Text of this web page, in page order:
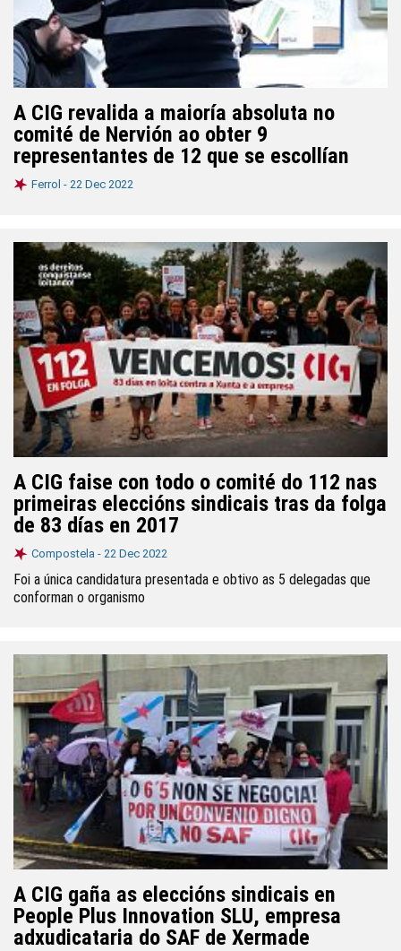
A CIG revalida a maioría absoluta no
comité de Nervión ao obter 9
representantes de 12 que se escollían
Ferrol - 22 Dec 2022
A CIG faise con todo o comité do 112 nas
primeiras eleccións sindicais tras da folga
de 83 días en 2017
Compostela - 22 Dec 2022
Foi a única candidatura presentada e obtivo as 5 delegadas que
conforman o organismo
A CIG gaña as eleccións sindicais en
People Plus Innovation SLU, empresa
adxudicataria do SAF de Xermade